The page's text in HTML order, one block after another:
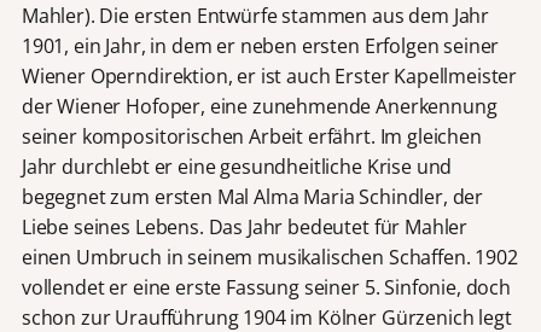
Mahler). Die ersten Entwürfe stammen aus dem Jahr
1901, ein Jahr, in dem er neben ersten Erfolgen seiner
Wiener Operndirektion, er ist auch Erster Kapellmeister
der Wiener Hofoper, eine zunehmende Anerkennung
seiner kompositorischen Arbeit erfährt. Im gleichen
Jahr durchlebt er eine gesundheitliche Krise und
begegnet zum ersten Mal Alma Maria Schindler, der
Liebe seines Lebens. Das Jahr bedeutet für Mahler
einen Umbruch in seinem musikalischen Schaffen. 1902
vollendet er eine erste Fassung seiner 5. Sinfonie, doch
schon zur Uraufführung 1904 im Kölner Gürzenich legt